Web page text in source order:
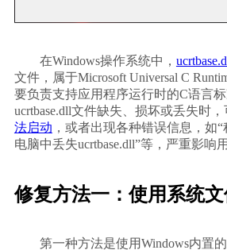
        在Windows操作系统中，
文件，属于Microsoft Universal C
要负责支持应用程序运行时的C语言
ucrtbase.dll文件缺失、损坏或丢失时
法启动 ，或者出现各种错误信息，如
电脑中丢失ucrtbase.dll”等，严重影
修复方法一：使用系统